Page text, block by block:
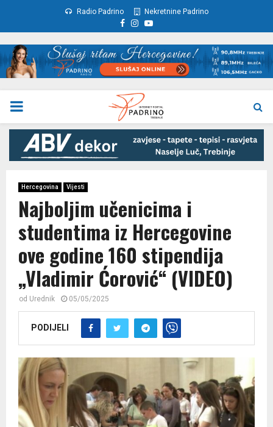
Radio Padrino Nekretnine Padrino
Facebook
Instagram
Youtube
PRIMARY
MENU
Hercegovina Vijesti
Najboljim učenicima i
studentima iz Hercegovine
ove godine 160 stipendija
„Vladimir Ćorović“ (VIDEO)
od Urednik 05/05/2025
PODIJELI